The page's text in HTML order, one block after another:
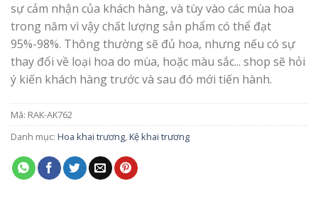
sự cảm nhận của khách hàng, và tùy vào các mùa hoa
trong năm vì vậy chất lượng sản phẩm có thể đạt
95%-98%. Thông thường sẽ đủ hoa, nhưng nếu có sự
thay đổi về loại hoa do mùa, hoặc màu sắc... shop sẽ hỏi
ý kiến khách hàng trước và sau đó mới tiến hành.
Mã: RAK-AK762
Danh mục: Hoa khai trương,Kệ khai trương